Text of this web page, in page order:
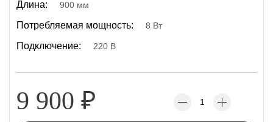
Длина: 900 мм
Потребляемая мощность: 8 Вт
Подключение: 220 В
9 900 ₽